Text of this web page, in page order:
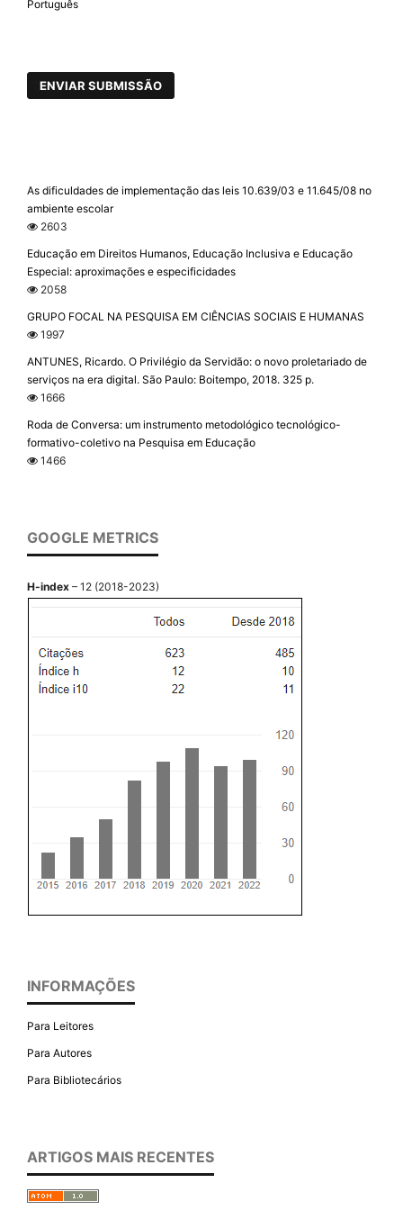
Português
ENVIAR SUBMISSÃO
As dificuldades de implementação das leis 10.639/03 e 11.645/08 no
ambiente escolar
2603
Educação em Direitos Humanos, Educação Inclusiva e Educação
Especial: aproximações e especificidades
2058
GRUPO FOCAL NA PESQUISA EM CIÊNCIAS SOCIAIS E HUMANAS
1997
ANTUNES, Ricardo. O Privilégio da Servidão: o novo proletariado de
serviços na era digital. São Paulo: Boitempo, 2018. 325 p.
1666
Roda de Conversa: um instrumento metodológico tecnológico-
formativo-coletivo na Pesquisa em Educação
1466
GOOGLE METRICS
H-index – 12 (2018-2023)
INFORMAÇÕES
Para Leitores
Para Autores
Para Bibliotecários
ARTIGOS MAIS RECENTES